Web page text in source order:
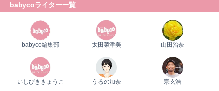
babycoライター一覧
babyco編集部 太田菜津美 山田治奈
いしびききょうこ うるの加奈 宗玄浩